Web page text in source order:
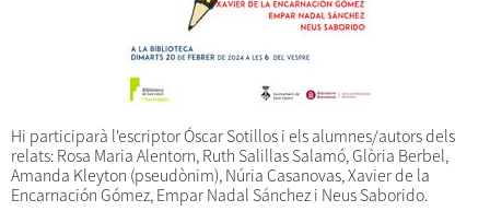
Hi participarà l'escriptor Óscar Sotillos i els alumnes/autors dels
relats: Rosa Maria Alentorn, Ruth Salillas Salamó, Glòria Berbel,
Amanda Kleyton (pseudònim), Núria Casanovas, Xavier de la
Encarnación Gómez, Empar Nadal Sánchez i Neus Saborido.